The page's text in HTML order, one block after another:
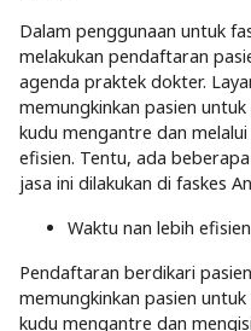
Dalam penggunaan untuk
melakukan pendaftaran
agenda praktek dokter.
memungkinkan pasien
kudu mengantre dan
efisien. Tentu, ada
jasa ini dilakukan di faskes
Waktu nan lebih
Pendaftaran berdikari
memungkinkan pasien
kudu mengantre dan